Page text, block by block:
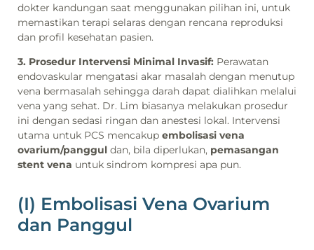
dokter kandungan saat menggunakan pilihan ini, untuk
memastikan terapi selaras dengan rencana reproduksi
dan profil kesehatan pasien.
3. Prosedur Intervensi Minimal Invasif: Perawatan
endovaskular mengatasi akar masalah dengan menutup
vena bermasalah sehingga darah dapat dialihkan melalui
vena yang sehat. Dr. Lim biasanya melakukan prosedur
ini dengan sedasi ringan dan anestesi lokal. Intervensi
utama untuk PCS mencakup embolisasi vena
ovarium/panggul dan, bila diperlukan, pemasangan
stent vena untuk sindrom kompresi apa pun.
(I) Embolisasi Vena Ovarium
dan Panggul